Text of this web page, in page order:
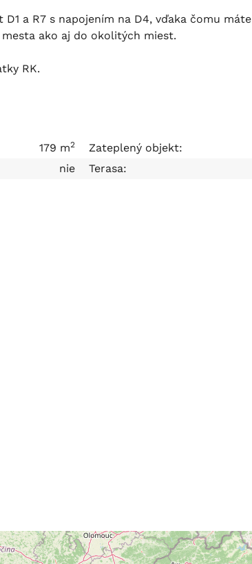
a R7 s napojením na D4, vďaka čomu máte
ako aj do okolitých miest.
RK.
179 m2
nie
Zateplený objekt:
Terasa: